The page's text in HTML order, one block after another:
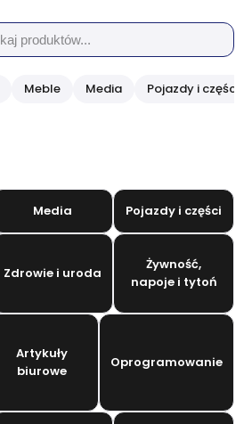
Meble Media Pojazdy i części
Media Pojazdy i części
Zdrowie i uroda
Żywność,
napoje i tytoń
Artykuły
biurowe
Oprogramowanie